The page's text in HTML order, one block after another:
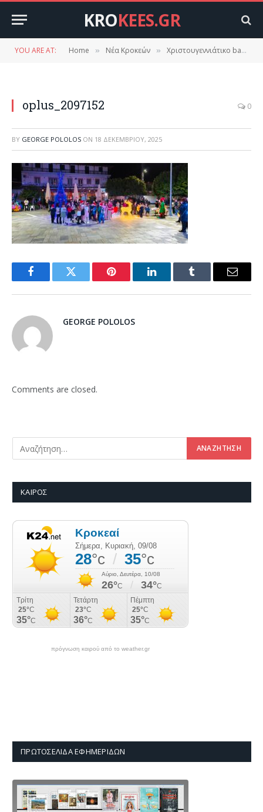
KROKEES.GR
YOU ARE AT: Home » Νέα Κροκεών » Χριστουγεννιάτικο bazaar και εκδηλώσεις στην πλατεία Κροκεών.
oplus_2097152 0
BY GEORGE POLOLOS ON 18 ΔΕΚΕΜΒΡΊΟΥ, 2025
FacebookTwitter Pinterest LinkedInTumblr Email
GEORGE POLOLOS
Comments are closed.
ΚΑΙΡΌΣ
πρόγνωση καιρού από το weather.gr
ΠΡΩΤΟΣΈΛΙΔΑ ΕΦΗΜΕΡΊΔΩΝ